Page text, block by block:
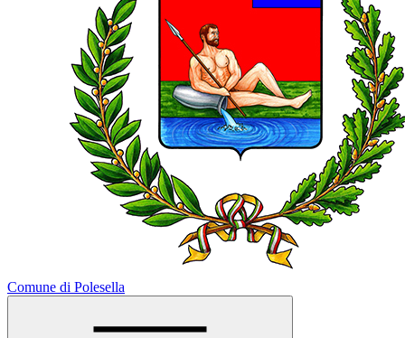
Comune di Polesella